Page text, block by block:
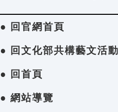
● 回官網首頁
● 回文化部共構藝文活
● 回首頁
● 網站導覽